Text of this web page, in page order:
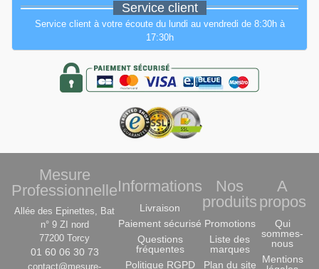
Service client
Service client à votre écoute du lundi au vendredi de 8:30h à
17:30h
Mesure
Professionnelle
Allée des Epinettes, Bat
n° 9 ZI nord
77200 Torcy
01 60 06 30 73
contact@mesure-
Informations
Livraison
Paiement sécurisé
Questions
fréquentes
Politique RGPD
Nos
produits
Promotions
Liste des
marques
Plan du site
A
propos
Qui
sommes-
nous
Mentions